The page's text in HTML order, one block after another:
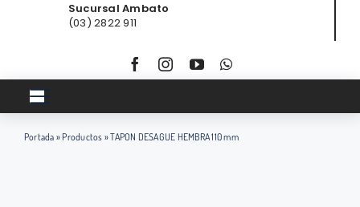
Sucursal Ambato
(03) 2822 911
Toggle
Navigation
Inicio
Portada » Productos »TAPON DESAGUE HEMBRA 110 mm